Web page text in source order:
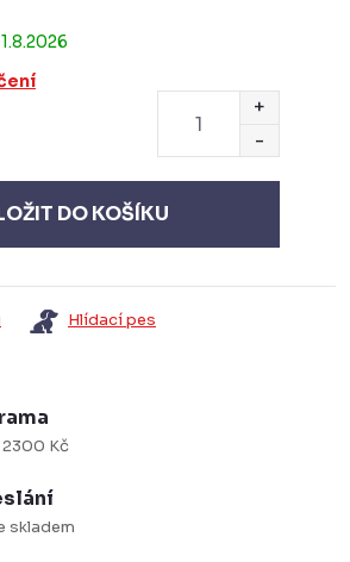
DO KOŠÍKU
Hlídací pes
2300 Kč
skladem